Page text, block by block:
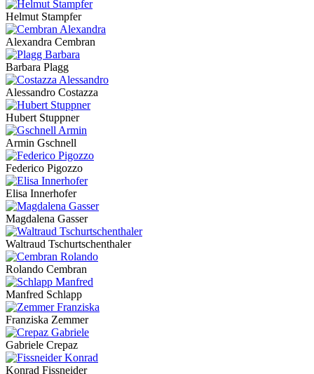
Helmut Stampfer
Alexandra Cembran
Barbara Plagg
Alessandro Costazza
Hubert Stuppner
Armin Gschnell
Federico Pigozzo
Elisa Innerhofer
Magdalena Gasser
Waltraud Tschurtschenthaler
Rolando Cembran
Manfred Schlapp
Franziska Zemmer
Gabriele Crepaz
Konrad Fissneider